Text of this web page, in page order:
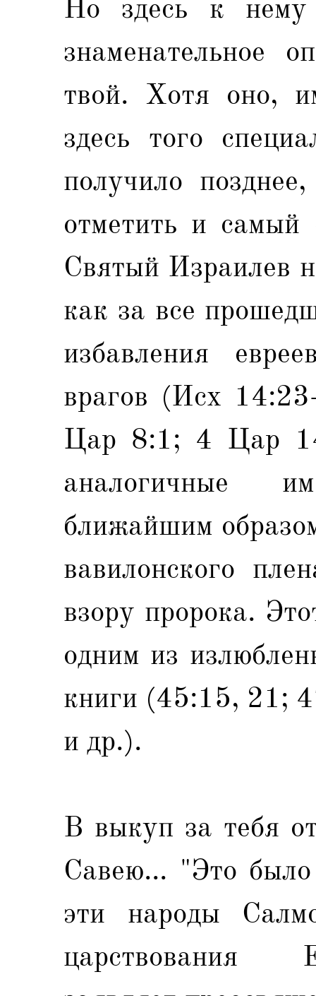
Но здесь к нему
знаменательное
твой. Хотя оно,
здесь того
получило
отметить и самый
Святый Израилев
как за все
избавления
врагов (Исх
Цар 8:1; 4 Цар
аналогичные
ближайшим
вавилонского
взору пророка.
одним из
книги (45:15, 21;
и др.).
В выкуп за тебя
Савею... "Это
эти народы
царствования